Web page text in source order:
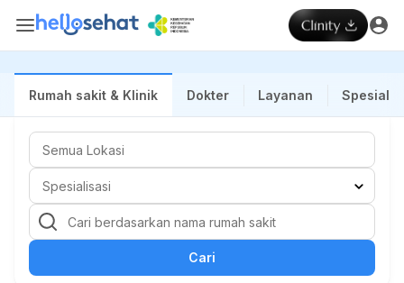
Rumah sakit & Klinik Dokter Layanan
Cari